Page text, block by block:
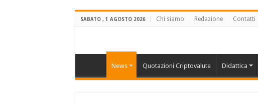
SABATO , 1 AGOSTO 2026 Chi siamo Redazione Contatti
News Quotazioni Criptovalute Didattica